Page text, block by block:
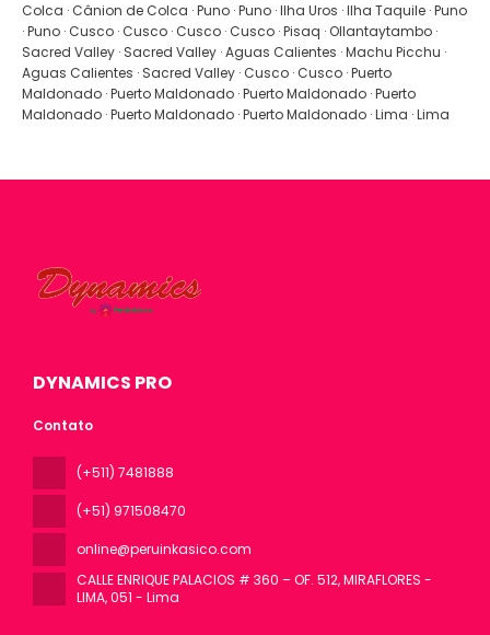
Colca · Cânion de Colca · Puno · Puno · Ilha Uros · Ilha Taquile · Puno
· Puno · Cusco · Cusco · Cusco · Cusco · Pisaq · Ollantaytambo ·
Sacred Valley · Sacred Valley · Aguas Calientes · Machu Picchu ·
Aguas Calientes · Sacred Valley · Cusco · Cusco · Puerto
Maldonado · Puerto Maldonado · Puerto Maldonado · Puerto
Maldonado · Puerto Maldonado · Puerto Maldonado · Lima · Lima
DYNAMICS PRO
Contato
(+511) 7481888
(+51) 971508470
online@peruinkasico.com
CALLE ENRIQUE PALACIOS # 360 – OF. 512, MIRAFLORES -
LIMA, 051 - Lima